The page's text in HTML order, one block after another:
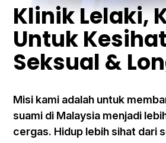
Klinik Lelaki,
Untuk
Seksual &
Misi kami adalah untuk
suami di Malaysia menjadi
cergas. Hidup lebih sihat dari